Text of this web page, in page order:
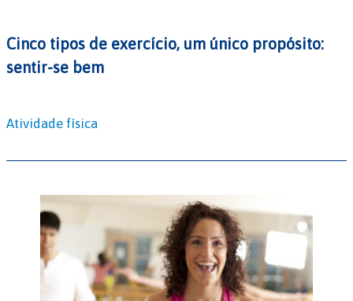
Cinco tipos de exercício, um único propósito:
sentir-se bem
Atividade física